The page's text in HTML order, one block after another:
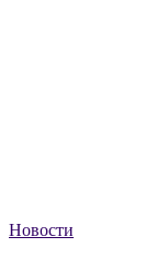
Новости